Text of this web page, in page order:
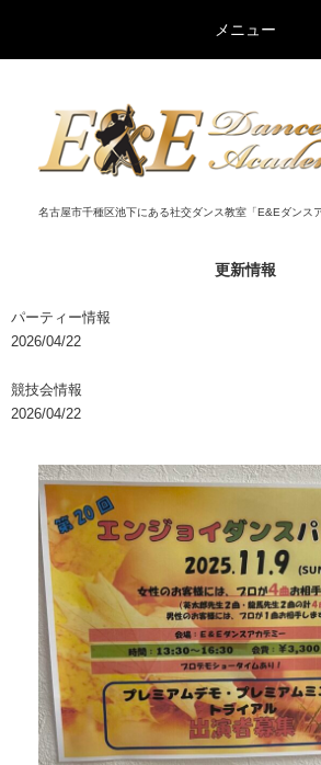
名古屋市千種区池下にある社交ダンス教室「E&Eダンス
更新情報
パーティー情報
2026/04/22
競技会情報
2026/04/22
メニュー